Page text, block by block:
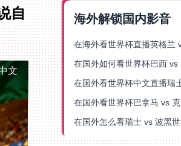
自
文
海外解锁国内影音